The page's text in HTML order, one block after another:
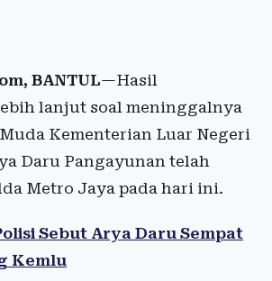
BANTUL—Hasil
lanjut soal meninggalnya
Kementerian Luar Negeri
Daru Pangayunan telah
Metro Jaya pada hari ini.
Sebut Arya Daru Sempat
Kemlu